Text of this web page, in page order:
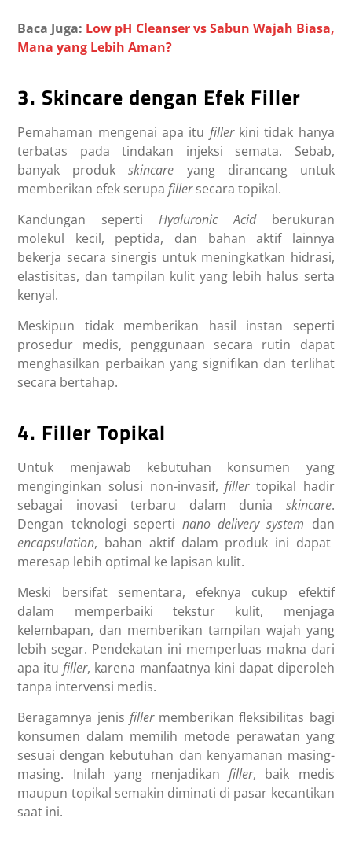
Baca Juga: Low pH Cleanser vs Sabun Wajah Biasa,
Mana yang Lebih Aman?
3. Skincare dengan Efek Filler
Pemahaman mengenai apa itu fillerkini tidak hanya
terbatas pada tindakan injeksi semata. Sebab,
banyak produkskincare yang dirancang untuk
memberikan efek serupafillersecara topikal.
Kandungan seperti Hyaluronic Acidberukuran
molekul kecil, peptida, dan bahan aktif lainnya
bekerja secara sinergis untuk meningkatkan hidrasi,
elastisitas, dan tampilan kulit yang lebih halus serta
kenyal.
Meskipun tidak memberikan hasil instan seperti
prosedur medis, penggunaan secara rutin dapat
menghasilkan perbaikan yang signifikan dan terlihat
secara bertahap.
4. Filler Topikal
Untuk menjawab kebutuhan konsumen yang
menginginkan solusi non-invasif,fillertopikal hadir
sebagai inovasi terbaru dalam dunia skincare.
Dengan teknologi seperti nano delivery system dan
encapsulation, bahan aktif dalam produk ini dapat
meresap lebih optimal ke lapisan kulit.
Meski bersifat sementara, efeknya cukup efektif
dalam memperbaiki tekstur kulit, menjaga
kelembapan, dan memberikan tampilan wajah yang
lebih segar. Pendekatan ini memperluas makna dari
apa itufiller, karena manfaatnya kini dapat diperoleh
tanpa intervensi medis.
Beragamnya jenis filler memberikan fleksibilitas bagi
konsumen dalam memilih metode perawatan yang
sesuai dengan kebutuhan dan kenyamanan masing-
masing. Inilah yang menjadikan filler, baik medis
maupun topikal semakin diminati di pasar kecantikan
saat ini.